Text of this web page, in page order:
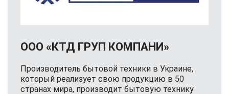
ООО «КТД ГРУП КОМПАНИ»
Производитель бытовой техники в Украине,
который реализует свою продукцию в 50
странах мира, производит бытовую технику